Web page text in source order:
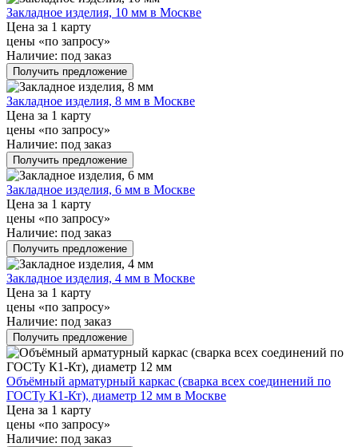
Закладное изделия, 10 мм в Москве
Цена за 1 карту
цены «по запросу»
Наличие: под заказ
Получить предложение
Закладное изделия, 8 мм в Москве
Цена за 1 карту
цены «по запросу»
Наличие: под заказ
Получить предложение
Закладное изделия, 6 мм в Москве
Цена за 1 карту
цены «по запросу»
Наличие: под заказ
Получить предложение
Закладное изделия, 4 мм в Москве
Цена за 1 карту
цены «по запросу»
Наличие: под заказ
Получить предложение
Объёмный арматурный каркас (сварка всех соединений по
ГОСТу К1-Кт), диаметр 12 мм в Москве
Цена за 1 карту
цены «по запросу»
Наличие: под заказ